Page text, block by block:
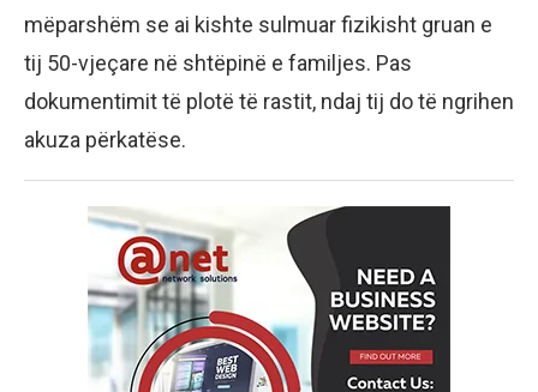
mëparshëm se ai kishte sulmuar fizikisht gruan e
tij 50-vjeçare në shtëpinë e familjes. Pas
dokumentimit të plotë të rastit, ndaj tij do të ngrihen
akuza përkatëse.